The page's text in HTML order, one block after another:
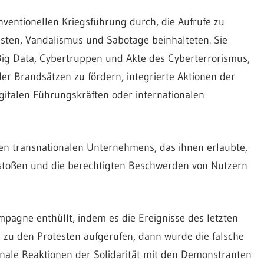
Kriegsführung durch, die Aufrufe zu
Vandalismus und Sabotage beinhalteten. Sie
Data, Cybertruppen und Akte des Cyberterrorismus,
Brandsätzen zu fördern, integrierte Aktionen der
Führungskräften oder internationalen
transnationalen Unternehmens, das ihnen erlaubte,
und die berechtigten Beschwerden von Nutzern
enthüllt, indem es die Ereignisse des letzten
den Protesten aufgerufen, dann wurde die falsche
Reaktionen der Solidarität mit den Demonstranten